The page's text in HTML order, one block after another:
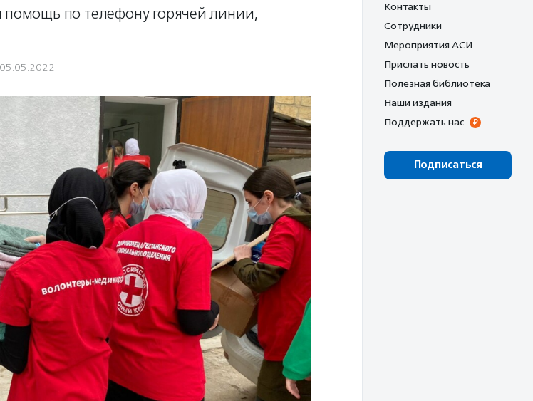
по телефону горячей линии,
05.05.2022
Контакты
Сотрудники
Мероприятия АСИ
Прислать новость
Полезная библиотека
Наши издания
Поддержать нас
Подписаться